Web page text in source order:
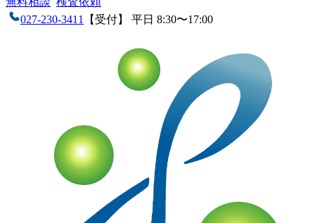
027-230-3411
【受付】 平日 8:30〜17:00